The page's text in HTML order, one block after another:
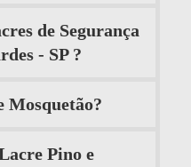
de Segurança
- SP ?
Mosquetão?
Pino e